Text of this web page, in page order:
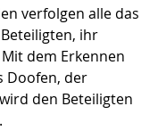
verfolgen alle das
ihr
dem Erkennen
Doofen, der
den Beteiligten